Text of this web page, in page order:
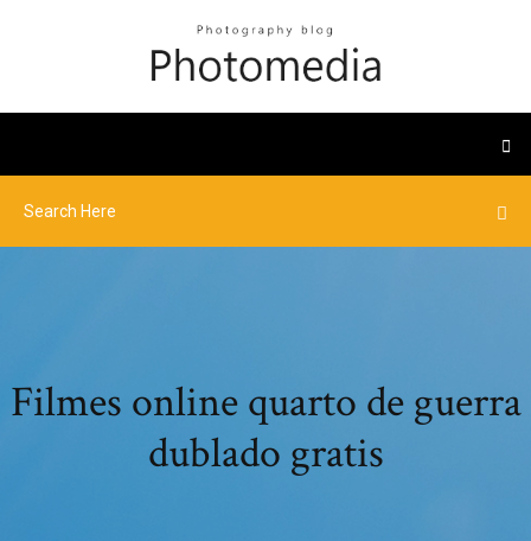
Filmes online quarto de guerra
dublado gratis